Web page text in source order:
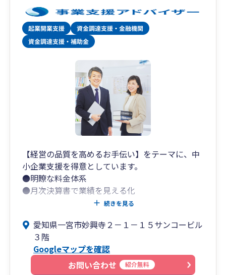
【経営の品質を高めるお手伝い】をテーマに、中
小企業支援を得意としています。
●明瞭な料金体系
●月次決算書で業績を見える化
●利益予測と納税予測
税理士の基本業務はもちろんのこと、この3つの
特長から多くのお客様にご支持いただいておりま
す。
料金はお客様の年商と面談回数により決まりま
続きを見る
愛知県一宮市妙興寺２－１－１５サンコービル
３階
Googleマップを確認
お問い合わせ
紹介無料